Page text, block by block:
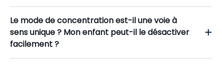
Le mode de concentration est-il une voie à
sens unique ? Mon enfant peut-il le désactiver
facilement ?